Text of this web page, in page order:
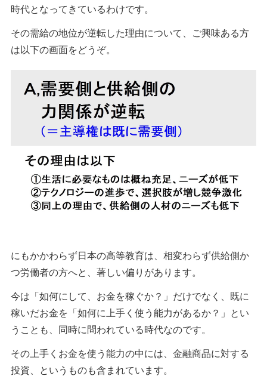
時代となってきているわけです。
その需給の地位が逆転した理由について、ご興味ある方
は以下の画面をどうぞ。
にもかかわらず日本の高等教育は、相変わらず供給側か
つ労働者の方へと、著しい偏りがあります。
今は「如何にして、お金を稼ぐか？」だけでなく、既に
稼いだお金を「如何に上手く使う能力があるか？」とい
うことも、同時に問われている時代なのです。
その上手くお金を使う能力の中には、金融商品に対する
投資、というものも含まれています。